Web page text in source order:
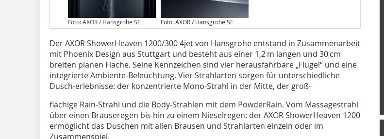
Foto: AXOR / Hansgrohe SE Foto: AXOR / Hansgrohe SE
Der AXOR ShowerHeaven 1200/300 4jet von Hansgrohe entstand in Zusammenarbeit
mit Phoenix Design aus Stuttgart und besteht aus einer 1,2 m langen und 30 cm
breiten planen Fläche. Seine Kennzeichen sind vier herausfahrbare „Flügel“ und eine
integrierte Ambiente-Beleuchtung. Vier Strahlarten sorgen für unterschiedliche
Dusch-erlebnisse: der konzentrierte Mono-Strahl in der Mitte, der groß-
flächige Rain-Strahl und die Body-Strahlen mit dem PowderRain. Vom Massagestrahl
über einen Brauseregen bis hin zu einem Nieselregen: der AXOR ShowerHeaven 1200
ermöglicht das Duschen mit allen Brausen und Strahlarten einzeln oder im
Zusammenspiel.